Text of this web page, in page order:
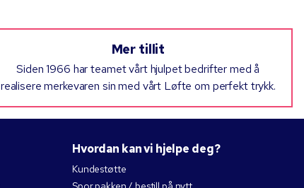
Mer tillit
Siden 1966 har teamet vårt hjulpet bedrifter med å
realisere merkevaren sin med vårt Løfte om perfekt trykk.
Hvordan kan vi hjelpe deg?
Kundestøtte